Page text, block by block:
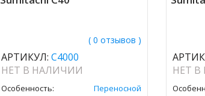
( 0 отзывов )
АРТИКУЛ: C4000
НЕТ В НАЛИЧИИ
Особенность: Переносной
НЕТ